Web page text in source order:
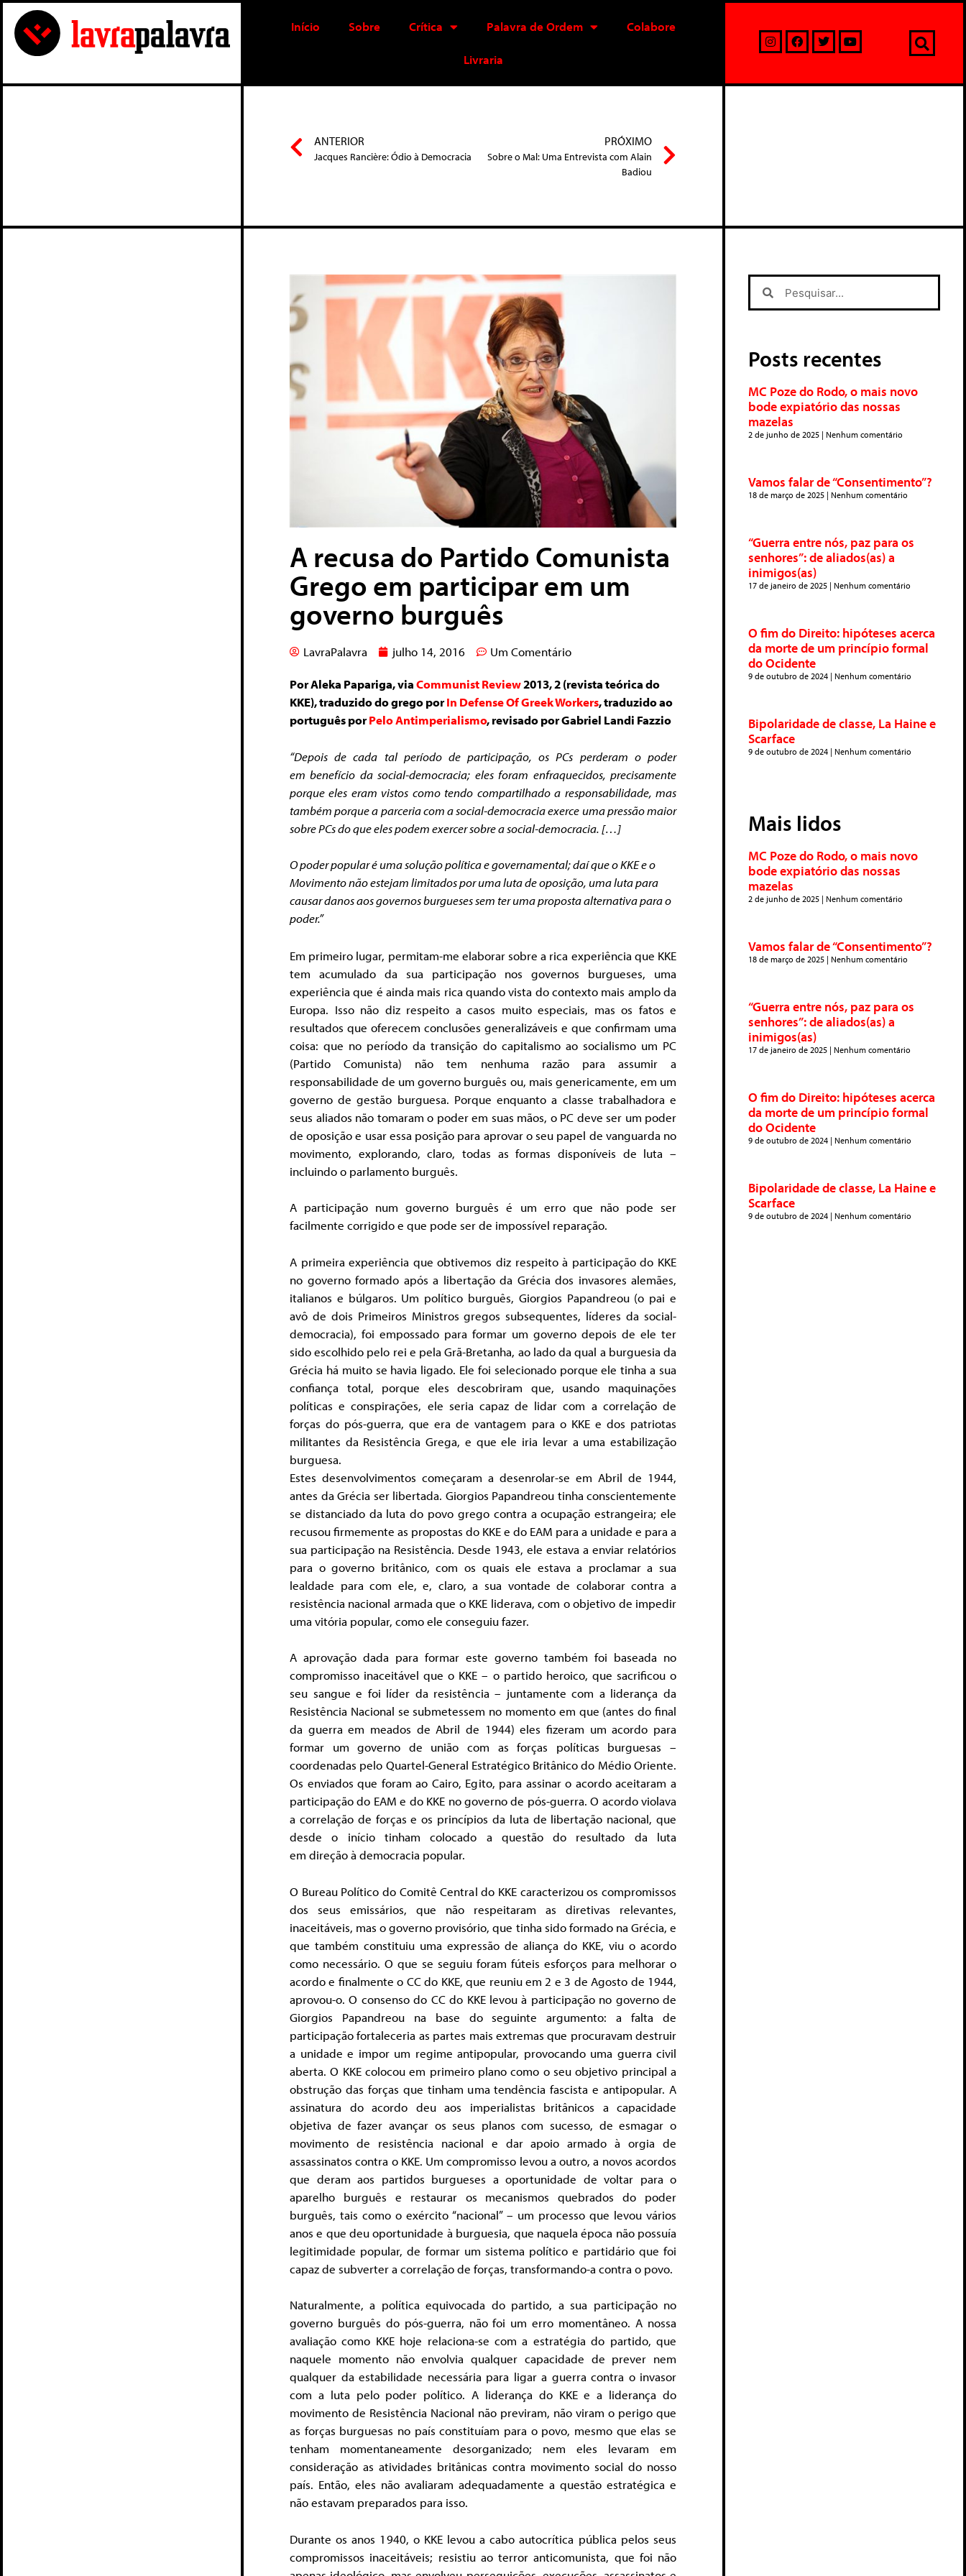
Início Sobre Crítica Palavra de Ordem Colabore
Livraria
ANTERIOR
Jacques Rancière: Ódio à Democracia
PRÓXIMO
Sobre o Mal: Uma Entrevista com Alain
Badiou
A recusa do Partido Comunista
Grego em participar em um
governo burguês
LavraPalavra julho 14, 2016 Um Comentário
Por Aleka Papariga, viaCommunist Review2013, 2 (revista teórica do
KKE), traduzido do grego porIn Defense Of Greek Workers, traduzido ao
português porPelo Antimperialismo, revisado por Gabriel Landi Fazzio
“Depois de cada tal período de participação, os PCs perderam o poder
em benefício da social-democracia; eles foram enfraquecidos, precisamente
porque eles eram vistos como tendo compartilhado a responsabilidade, mas
também porque a parceria com a social-democracia exerce uma pressão maior
sobre PCs do que eles podem exercer sobre a social-democracia. […]
O poder popular é uma solução política e governamental; daí que o KKE e o
Movimento não estejam limitados por uma luta de oposição, uma luta para
causar danos aos governos burgueses sem ter uma proposta alternativa para o
poder.”
Em primeiro lugar, permitam-me elaborar sobre a rica experiência que KKE
tem acumulado da sua participação nos governos burgueses, uma
experiência que é ainda mais rica quando vista do contexto mais amplo da
Europa. Isso não diz respeito a casos muito especiais, mas os fatos e
resultados que oferecem conclusões generalizáveis e que confirmam uma
coisa: que no período da transição do capitalismo ao socialismo um PC
(Partido Comunista) não tem nenhuma razão para assumir a
responsabilidade de um governo burguês ou, mais genericamente, em um
governo de gestão burguesa. Porque enquanto a classe trabalhadora e
seus aliados não tomaram o poder em suas mãos, o PC deve ser um poder
de oposição e usar essa posição para aprovar o seu papel de vanguarda no
movimento, explorando, claro, todas as formas disponíveis de luta –
incluindo o parlamento burguês.
A participação num governo burguês é um erro que não pode ser
facilmente corrigido e que pode ser de impossível reparação.
A primeira experiência que obtivemos diz respeito à participação do KKE
no governo formado após a libertação da Grécia dos invasores alemães,
italianos e búlgaros. Um político burguês, Giorgios Papandreou (o pai e
avô de dois Primeiros Ministros gregos subsequentes, líderes da social-
democracia), foi empossado para formar um governo depois de ele ter
sido escolhido pelo rei e pela Grã-Bretanha, ao lado da qual a burguesia da
Grécia há muito se havia ligado. Ele foi selecionado porque ele tinha a sua
confiança total, porque eles descobriram que, usando maquinações
políticas e conspirações, ele seria capaz de lidar com a correlação de
forças do pós-guerra, que era de vantagem para o KKE e dos patriotas
militantes da Resistência Grega, e que ele iria levar a uma estabilização
burguesa.
Estes desenvolvimentos começaram a desenrolar-se em Abril de 1944,
antes da Grécia ser libertada. Giorgios Papandreou tinha conscientemente
se distanciado da luta do povo grego contra a ocupação estrangeira; ele
recusou firmemente as propostas do KKE e do EAM para a unidade e para a
sua participação na Resistência. Desde 1943, ele estava a enviar relatórios
para o governo britânico, com os quais ele estava a proclamar a sua
lealdade para com ele, e, claro, a sua vontade de colaborar contra a
resistência nacional armada que o KKE liderava, com o objetivo de impedir
uma vitória popular, como ele conseguiu fazer.
A aprovação dada para formar este governo também foi baseada no
compromisso inaceitável que o KKE – o partido heroico, que sacrificou o
seu sangue e foi líder da resistência – juntamente com a liderança da
Resistência Nacional se submetessem no momento em que (antes do final
da guerra em meados de Abril de 1944) eles fizeram um acordo para
formar um governo de união com as forças políticas burguesas –
coordenadas pelo Quartel-General Estratégico Britânico do Médio Oriente.
Os enviados que foram ao Cairo, Egito, para assinar o acordo aceitaram a
participação do EAM e do KKE no governo de pós-guerra. O acordo violava
a correlação de forças e os princípios da luta de libertação nacional, que
desde o início tinham colocado a questão do resultado da luta
em direção à democracia popular.
O Bureau Político do Comitê Central do KKE caracterizou os compromissos
dos seus emissários, que não respeitaram as diretivas relevantes,
inaceitáveis, mas o governo provisório, que tinha sido formado na Grécia, e
que também constituiu uma expressão de aliança do KKE, viu o acordo
como necessário. O que se seguiu foram fúteis esforços para melhorar o
acordo e finalmente o CC do KKE, que reuniu em 2 e 3 de Agosto de 1944,
aprovou-o. O consenso do CC do KKE levou à participação no governo de
Giorgios Papandreou na base do seguinte argumento: a falta de
participação fortaleceria as partes mais extremas que procuravam destruir
a unidade e impor um regime antipopular, provocando uma guerra civil
aberta. O KKE colocou em primeiro plano como o seu objetivo principal a
obstrução das forças que tinham uma tendência fascista e antipopular. A
assinatura do acordo deu aos imperialistas britânicos a capacidade
objetiva de fazer avançar os seus planos com sucesso, de esmagar o
movimento de resistência nacional e dar apoio armado à orgia de
assassinatos contra o KKE. Um compromisso levou a outro, a novos acordos
que deram aos partidos burgueses a oportunidade de voltar para o
aparelho burguês e restaurar os mecanismos quebrados do poder
burguês, tais como o exército “nacional” – um processo que levou vários
anos e que deu oportunidade à burguesia, que naquela época não possuía
legitimidade popular, de formar um sistema político e partidário que foi
capaz de subverter a correlação de forças, transformando-a contra o povo.
Naturalmente, a política equivocada do partido, a sua participação no
governo burguês do pós-guerra, não foi um erro momentâneo. A nossa
avaliação como KKE hoje relaciona-se com a estratégia do partido, que
naquele momento não envolvia qualquer capacidade de prever nem
qualquer da estabilidade necessária para ligar a guerra contra o invasor
com a luta pelo poder político. A liderança do KKE e a liderança do
movimento de Resistência Nacional não previram, não viram o perigo que
as forças burguesas no país constituíam para o povo, mesmo que elas se
tenham momentaneamente desorganizado; nem eles levaram em
consideração as atividades britânicas contra movimento social do nosso
país. Então, eles não avaliaram adequadamente a questão estratégica e
não estavam preparados para isso.
Durante os anos 1940, o KKE levou a cabo autocrítica pública pelos seus
compromissos inaceitáveis; resistiu ao terror anticomunista, que foi não
Posts recentes
MC Poze do Rodo, o mais novo
bode expiatório das nossas
mazelas
2 de junho de 2025 Nenhum comentário
Vamos falar de “Consentimento”?
18 de março de 2025 Nenhum comentário
“Guerra entre nós, paz para os
senhores”: de aliados(as) a
inimigos(as)
17 de janeiro de 2025 Nenhum comentário
O fim do Direito: hipóteses acerca
da morte de um princípio formal
do Ocidente
9 de outubro de 2024 Nenhum comentário
Bipolaridade de classe, La Haine e
Scarface
9 de outubro de 2024 Nenhum comentário
Mais lidos
MC Poze do Rodo, o mais novo
bode expiatório das nossas
mazelas
2 de junho de 2025 Nenhum comentário
Vamos falar de “Consentimento”?
18 de março de 2025 Nenhum comentário
“Guerra entre nós, paz para os
senhores”: de aliados(as) a
inimigos(as)
17 de janeiro de 2025 Nenhum comentário
O fim do Direito: hipóteses acerca
da morte de um princípio formal
do Ocidente
9 de outubro de 2024 Nenhum comentário
Bipolaridade de classe, La Haine e
Scarface
9 de outubro de 2024 Nenhum comentário